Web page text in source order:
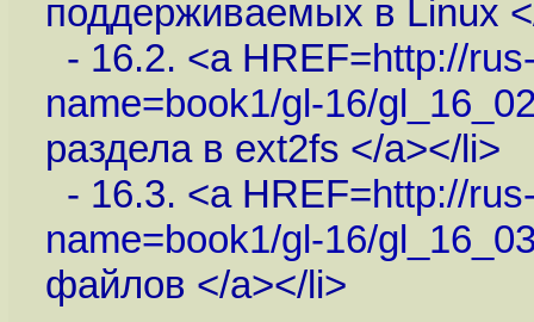
поддерживаемых в Linux
- 16.2. <a HREF=http://
name=book1/gl-16/
раздела в ext2fs </a></li>
- 16.3. <a HREF=http://
name=book1/gl-16/
файлов </a></li>